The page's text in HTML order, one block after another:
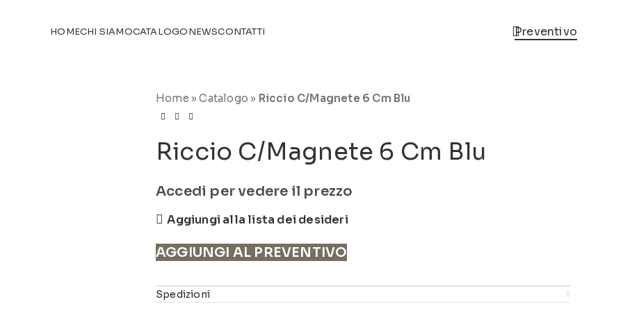
HOMECHI SIAMOCATALOGONEWSCONTATTI Preventivo
Home »Catalogo » Riccio C/Magnete 6 Cm Blu
Riccio C/Magnete 6 Cm Blu
Accedi per vedere il prezzo
Aggiungi alla lista dei desideri
AGGIUNGI AL PREVENTIVO
Spedizioni